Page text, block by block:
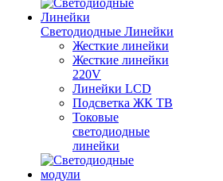
Светодиодные Линейки
Жесткие линейки
Жесткие линейки
220V
Линейки LCD
Подсветка ЖК ТВ
Токовые
светодиодные
линейки